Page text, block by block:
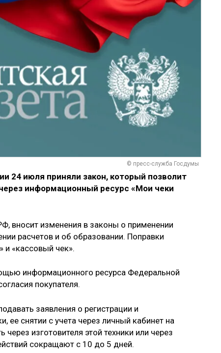
© пресс-служба Госдумы
24 июля приняли закон, который позволит
информационный ресурс «Мои чеки
вносит изменения в законы о применении
расчетов и об образовании. Поправки
и «кассовый чек».
информационного ресурса Федеральной
покупателя.
заявления о регистрации и
ее снятии с учета через личный кабинет на
изготовителя этой техники или через
сокращают с 10 до 5 дней.